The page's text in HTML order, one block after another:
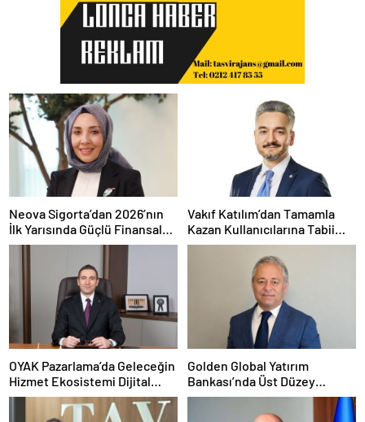
Neova Sigorta’dan 2026’nın
İlk Yarısında Güçlü Finansal
Performans
Vakıf Katılım’dan Tamamla
Kazan Kullanıcılarına Tabii
Premium Fırsatı
OYAK Pazarlama’da Geleceğin
Hizmet Ekosistemi Dijital
Dönüşümle Şekilleniyor
Golden Global Yatırım
Bankası’nda Üst Düzey
Atama: Mustafa Selcen
Yönetim Kurulu Üyesi Oldu